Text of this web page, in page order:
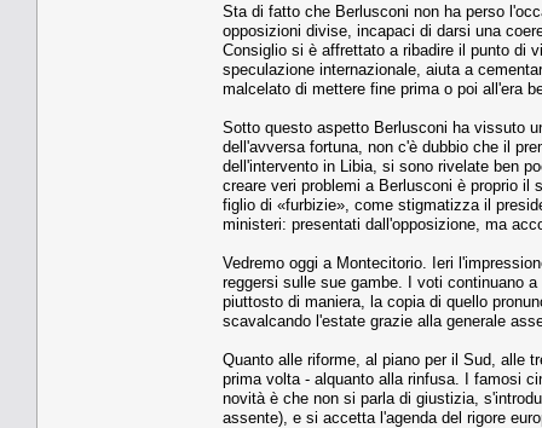
Sta di fatto che Berlusconi non ha perso
opposizioni divise, incapaci di darsi una
Consiglio si è affrettato a ribadire il punto di
speculazione internazionale, aiuta a
malcelato di mettere fine prima o poi all'era
Sotto questo aspetto Berlusconi ha vissuto
dell'avversa fortuna, non c'è dubbio che il
dell'intervento in Libia, si sono rivelate ben
creare veri problemi a Berlusconi è proprio il
figlio di «furbizie», come stigmatizza il
ministeri: presentati dall'opposizione, ma
Vedremo oggi a Montecitorio. Ieri
reggersi sulle sue gambe. I voti continuano
piuttosto di maniera, la copia di quello
scavalcando l'estate grazie alla generale
Quanto alle riforme, al piano per il Sud, alle
prima volta - alquanto alla rinfusa. I famosi
novità è che non si parla di giustizia,
assente), e si accetta l'agenda del rigore